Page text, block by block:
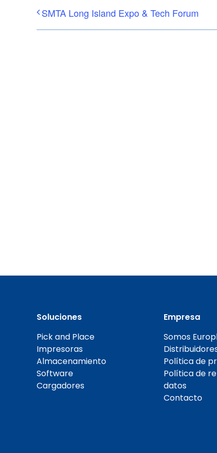
SMTA Long Island Expo & Tech Forum
Soluciones
Pick and Place
Impresoras
Almacenamiento
Software
Cargadores
Empresa
Somos
Política de
Política de
datos
Contacto